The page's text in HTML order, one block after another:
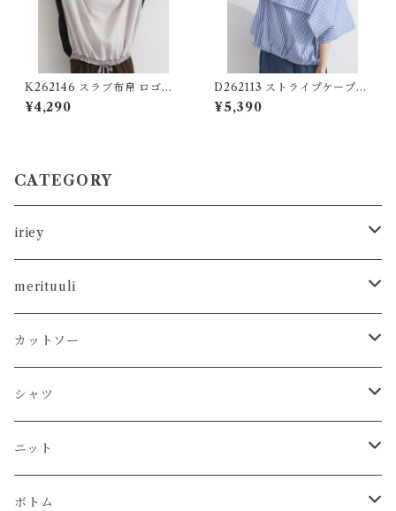
K262146 スラブ布帛 ロゴプ
リントコクーンTブラウス / Sl
ub Cotton Cocoon-Silhoue
¥4,290
D262113 ストライプケープ風
レイヤードブラウス / Stripe
Cape Layered Blouse (残り
¥5,390
CATEGORY
iriey
カットソー
タンクトップ
シャツ
シャツ
プルオーバー
ニット
プルオーバー
パーカー
ボトム
パンツ
ワンピース
merituuli
カットソー
カーディガン
プルオーバー
シャツ
ニット
カーディガン
ボトム
カットソー
タンクトップ
Tシャツ
プルオーバー
シャツ
シャツ
プルオーバー
ニット
プルオーバー
ボトム